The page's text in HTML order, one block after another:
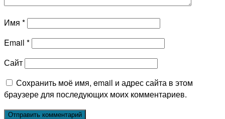
Имя *
Email *
Сайт
Сохранить моё имя, email и адрес сайта в этом
браузере для последующих моих комментариев.